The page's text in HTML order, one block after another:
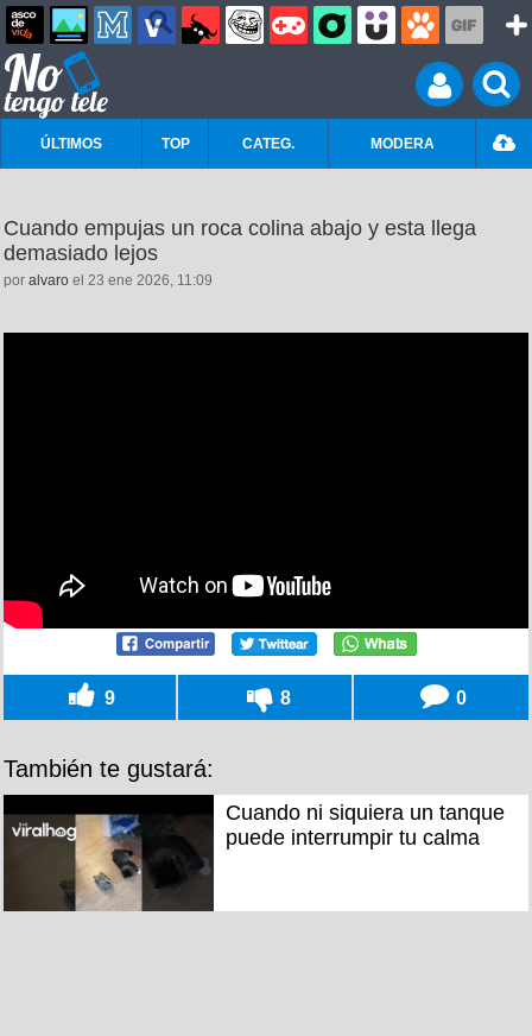
ÚLTIMOS TOP CATEG. MODERA
Cuando empujas un roca colina abajo y esta llega
demasiado lejos
por alvaro el 23 ene 2026, 11:09
9 8 0
También te gustará:
Cuando ni siquiera un tanque
puede interrumpir tu calma